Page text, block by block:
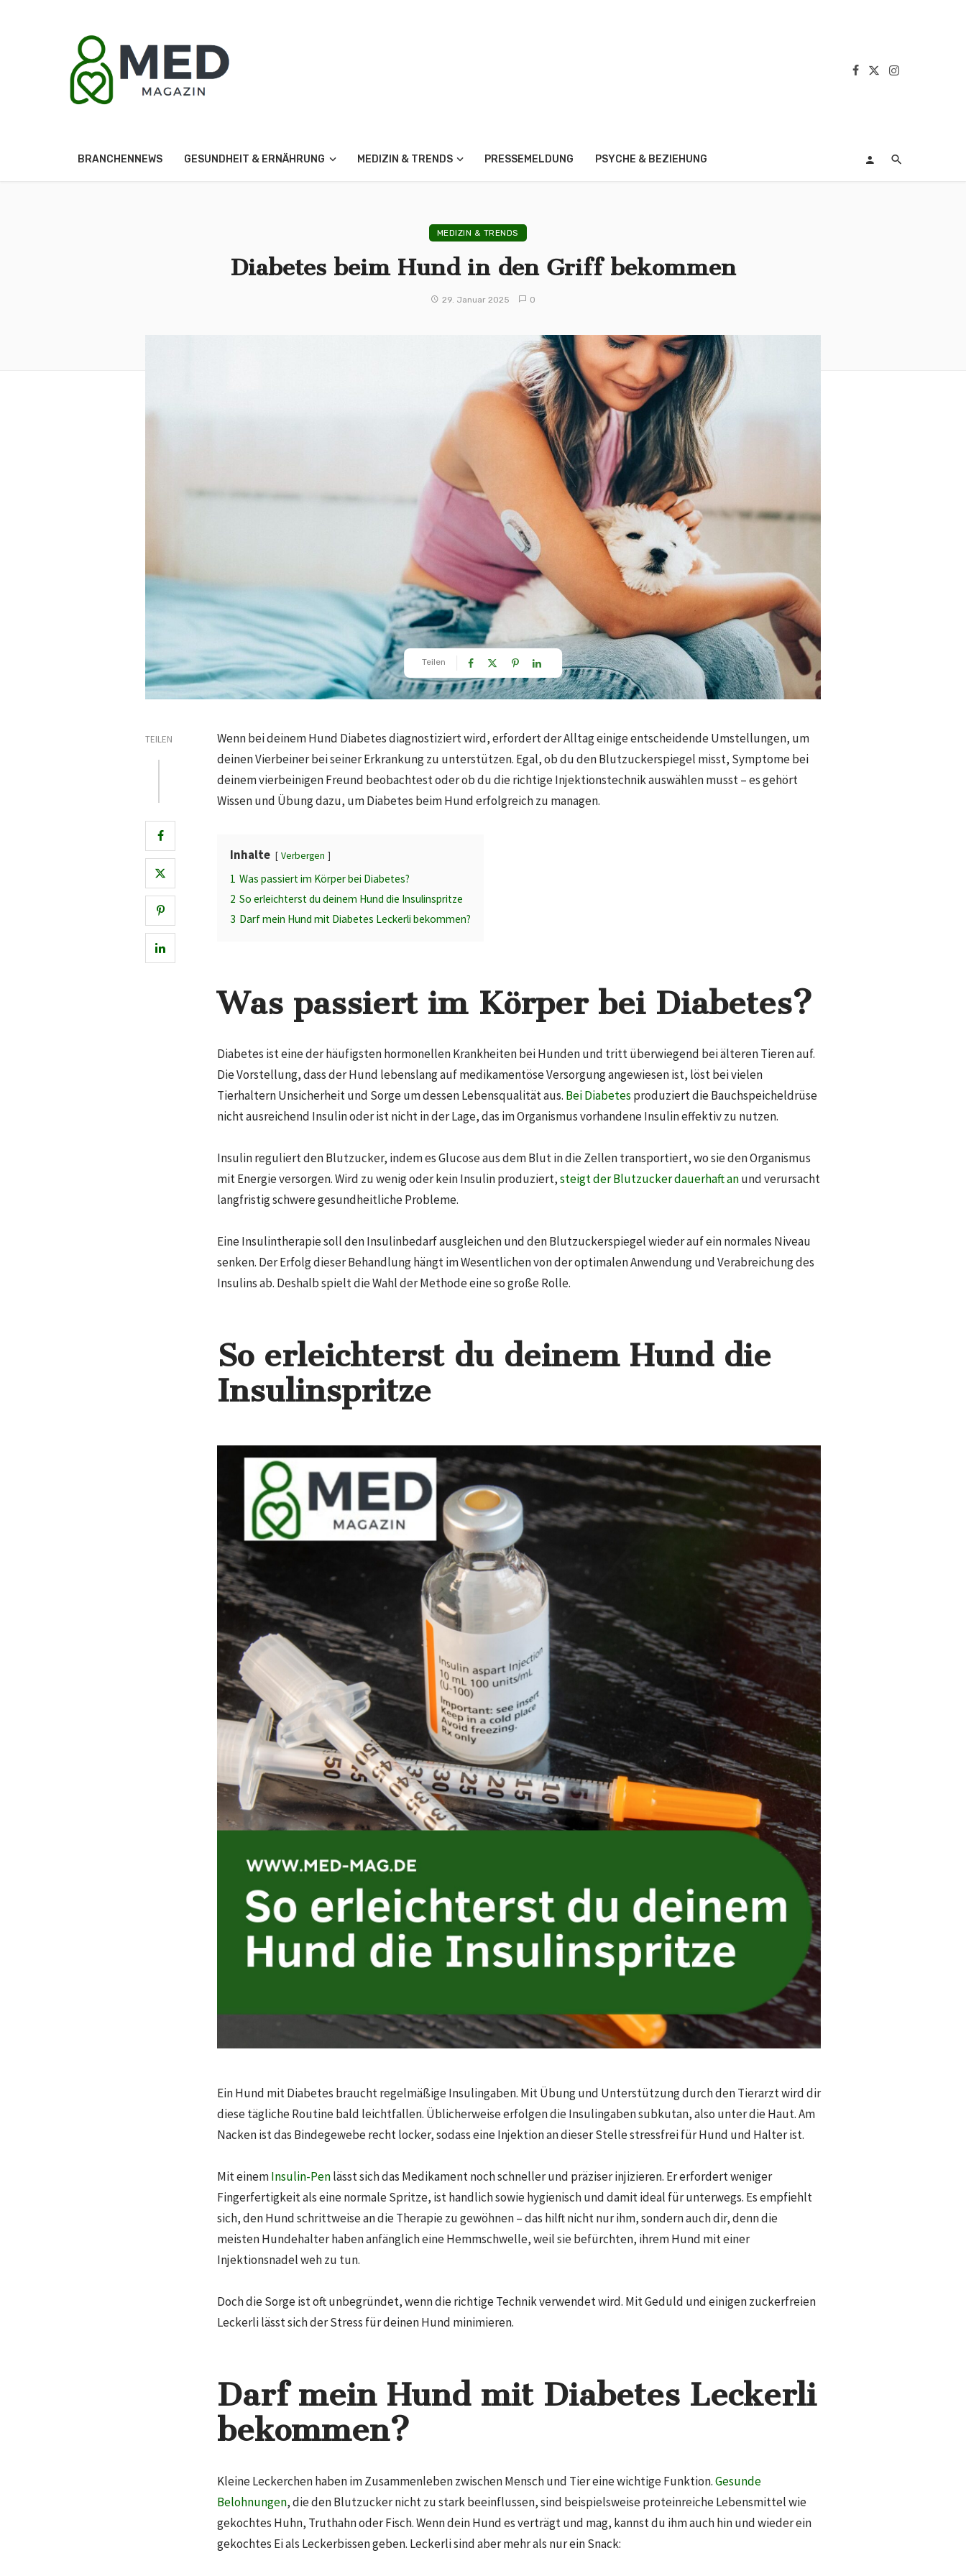
BRANCHENNEWS GESUNDHEIT & ERNÄHRUNG MEDIZIN & TRENDS PRESSEMELDUNG PSYCHE & BEZIEHUNG
MEDIZIN & TRENDS
Diabetes beim Hund in den Griff bekommen
29. Januar 2025 0
Teilen
TEILEN
Wenn bei deinem Hund Diabetes diagnostiziert wird, erfordert der Alltag einige entscheidende Umstellungen, um
deinen Vierbeiner bei seiner Erkrankung zu unterstützen. Egal, ob du den Blutzuckerspiegel misst, Symptome bei
deinem vierbeinigen Freund beobachtest oder ob du die richtige Injektionstechnik auswählen musst – es gehört
Wissen und Übung dazu, um Diabetes beim Hund erfolgreich zu managen.
Inhalte Verbergen
1 Was passiert im Körper bei Diabetes?
2 So erleichterst du deinem Hund die Insulinspritze
3 Darf mein Hund mit Diabetes Leckerli bekommen?
Was passiert im Körper bei Diabetes?
Diabetes ist eine der häufigsten hormonellen Krankheiten bei Hunden und tritt überwiegend bei älteren Tieren auf.
Die Vorstellung, dass der Hund lebenslang auf medikamentöse Versorgung angewiesen ist, löst bei vielen
Tierhaltern Unsicherheit und Sorge um dessen Lebensqualität aus. Bei Diabetes produziert die Bauchspeicheldrüse
nicht ausreichend Insulin oder ist nicht in der Lage, das im Organismus vorhandene Insulin effektiv zu nutzen.
Insulin reguliert den Blutzucker, indem es Glucose aus dem Blut in die Zellen transportiert, wo sie den Organismus
mit Energie versorgen. Wird zu wenig oder kein Insulin produziert,steigt der Blutzucker dauerhaft anund verursacht
langfristig schwere gesundheitliche Probleme.
Eine Insulintherapie soll den Insulinbedarf ausgleichen und den Blutzuckerspiegel wieder auf ein normales Niveau
senken. Der Erfolg dieser Behandlung hängt im Wesentlichen von der optimalen Anwendung und Verabreichung des
Insulins ab. Deshalb spielt die Wahl der Methode eine so große Rolle.
So erleichterst du deinem Hund die
Insulinspritze
Ein Hund mit Diabetes braucht regelmäßige Insulingaben. Mit Übung und Unterstützung durch den Tierarzt wird dir
diese tägliche Routine bald leichtfallen. Üblicherweise erfolgen die Insulingaben subkutan, also unter die Haut. Am
Nacken ist das Bindegewebe recht locker, sodass eine Injektion an dieser Stelle stressfrei für Hund und Halter ist.
Mit einemInsulin-Penlässt sich das Medikament noch schneller und präziser injizieren. Er erfordert weniger
Fingerfertigkeit als eine normale Spritze, ist handlich sowie hygienisch und damit ideal für unterwegs. Es empfiehlt
sich, den Hund schrittweise an die Therapie zu gewöhnen – das hilft nicht nur ihm, sondern auch dir, denn die
meisten Hundehalter haben anfänglich eine Hemmschwelle, weil sie befürchten, ihrem Hund mit einer
Injektionsnadel weh zu tun.
Doch die Sorge ist oft unbegründet, wenn die richtige Technik verwendet wird. Mit Geduld und einigen zuckerfreien
Leckerli lässt sich der Stress für deinen Hund minimieren.
Darf mein Hund mit Diabetes Leckerli
bekommen?
Kleine Leckerchen haben im Zusammenleben zwischen Mensch und Tier eine wichtige Funktion.Gesunde
Belohnungen, die den Blutzucker nicht zu stark beeinflussen, sind beispielsweise proteinreiche Lebensmittel wie
gekochtes Huhn, Truthahn oder Fisch. Wenn dein Hund es verträgt und mag, kannst du ihm auch hin und wieder ein
gekochtes Ei als Leckerbissen geben. Leckerli sind aber mehr als nur ein Snack: